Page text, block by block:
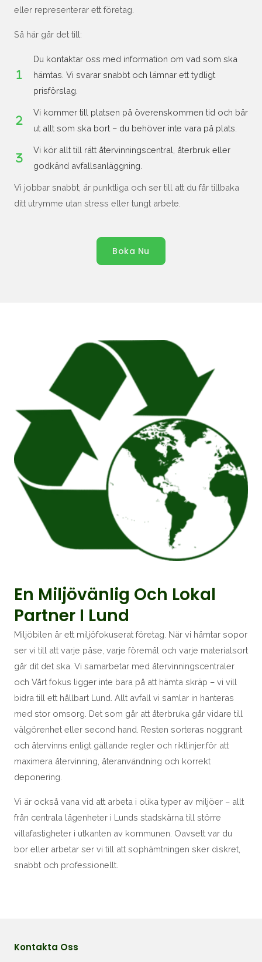
eller representerar ett företag.
Så här går det till:
Du kontaktar oss med information om vad som ska
hämtas. Vi svarar snabbt och lämnar ett tydligt
prisförslag.
Vi kommer till platsen på överenskommen tid och bär
ut allt som ska bort – du behöver inte vara på plats.
Vi kör allt till rätt återvinningscentral, återbruk eller
godkänd avfallsanläggning.
Vi jobbar snabbt, är punktliga och ser till att du får tillbaka
ditt utrymme utan stress eller tungt arbete.
Boka Nu
En Miljövänlig Och Lokal
Partner I Lund
Miljöbilen är ett miljöfokuserat företag. När vi hämtar sopor
ser vi till att varje påse, varje föremål och varje materialsort
går dit det ska. Vi samarbetar med återvinningscentraler
och Vårt fokus ligger inte bara på att hämta skräp – vi vill
bidra till ett hållbart Lund. Allt avfall vi samlar in hanteras
med stor omsorg. Det som går att återbruka går vidare till
välgörenhet eller second hand. Resten sorteras noggrant
och återvinns enligt gällande regler och riktlinjer.för att
maximera återvinning, återanvändning och korrekt
deponering.
Vi är också vana vid att arbeta i olika typer av miljöer – allt
från centrala lägenheter i Lunds stadskärna till större
villafastigheter i utkanten av kommunen. Oavsett var du
bor eller arbetar ser vi till att sophämtningen sker diskret,
snabbt och professionellt.
Kontakta Oss